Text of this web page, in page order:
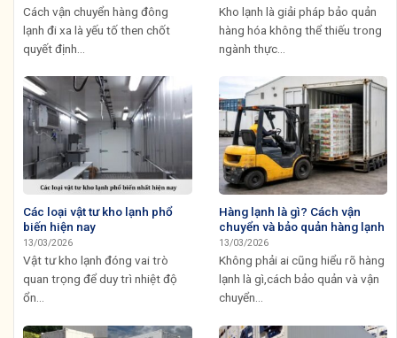
Cách vận chuyển hàng đông
lạnh đi xa là yếu tố then chốt
quyết định...
Kho lạnh là giải pháp bảo quản
hàng hóa không thể thiếu trong
ngành thực...
Các loại vật tư kho lạnh phổ
biến hiện nay
13/03/2026
Vật tư kho lạnh đóng vai trò
quan trọng để duy trì nhiệt độ
ổn...
Hàng lạnh là gì? Cách vận
chuyển và bảo quản hàng lạnh
13/03/2026
Không phải ai cũng hiểu rõ hàng
lạnh là gì,cách bảo quản và vận
chuyển...